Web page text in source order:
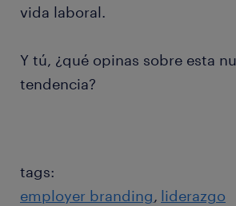
vida laboral.
Y tú, ¿qué opinas sobre esta
tendencia?
tags:
employer branding liderazgo